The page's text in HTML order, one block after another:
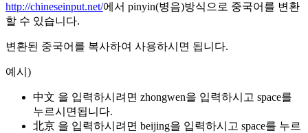
http://chineseinput.net/에서 pinyin(병음)방식으로 중국어를 변환
할 수 있습니다.
변환된 중국어를 복사하여 사용하시면 됩니다.
예시)
中文 을 입력하시려면 zhongwen을 입력하시고 space를
누르시면됩니다.
北京 을 입력하시려면 beijing을 입력하시고 space를 누르